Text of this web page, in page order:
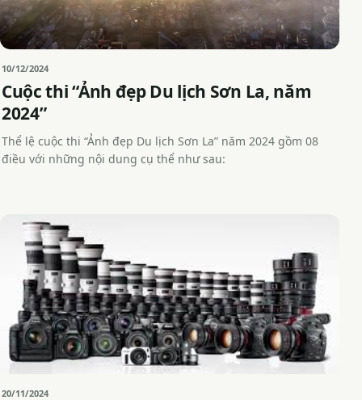
10/12/2024
Cuộc thi “Ảnh đẹp Du lịch Sơn La, năm
2024”
Thể lệ cuộc thi “Ảnh đẹp Du lịch Sơn La” năm 2024 gồm 08
điều với những nội dung cụ thể như sau:
20/11/2024